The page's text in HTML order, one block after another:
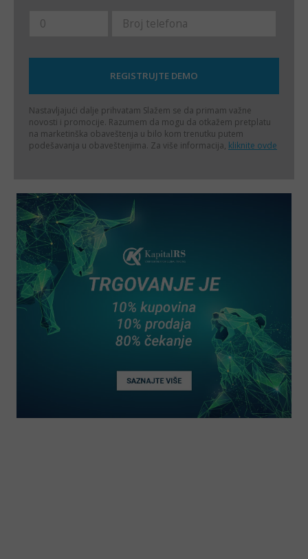
Nastavljajući dalje prihvatam Slažem se da primam važne
novosti i promocije. Razumem da mogu da otkažem pretplatu
na marketinška obaveštenja u bilo kom trenutku putem
podešavanja u obaveštenjima. Za više informacija, kliknite ovde